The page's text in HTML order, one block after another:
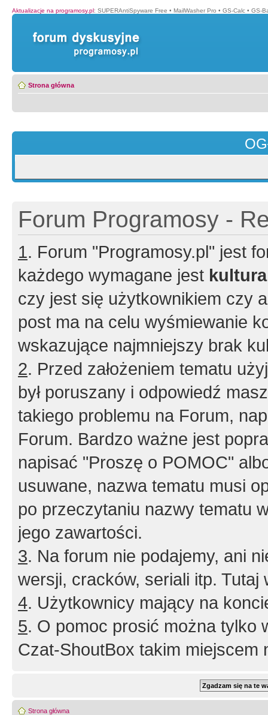
Aktualizacje na programosy.pl: SUPERAntiSpyware Free • MailWasher Pro • GS-Calc • GS-
Strona główna
Forum Programosy -
1. Forum "Programosy.pl" jest
każdego wymagane jest
czy jest się użytkownikiem czy
post ma na celu wyśmiewanie
wskazujące najmniejszy brak
2. Przed założeniem tematu
był poruszany i odpowiedź
takiego problemu na Forum,
Forum. Bardzo ważne jest
napisać "Proszę o POMOC"
usuwane, nazwa tematu musi
po przeczytaniu nazwy tematu
jego zawartości.
3. Na forum nie podajemy, ani
wersji, cracków, seriali itp. Tutaj
4. Użytkownicy mający na
5. O pomoc prosić można tylko
Czat-ShoutBox takim miejscem
Strona główna